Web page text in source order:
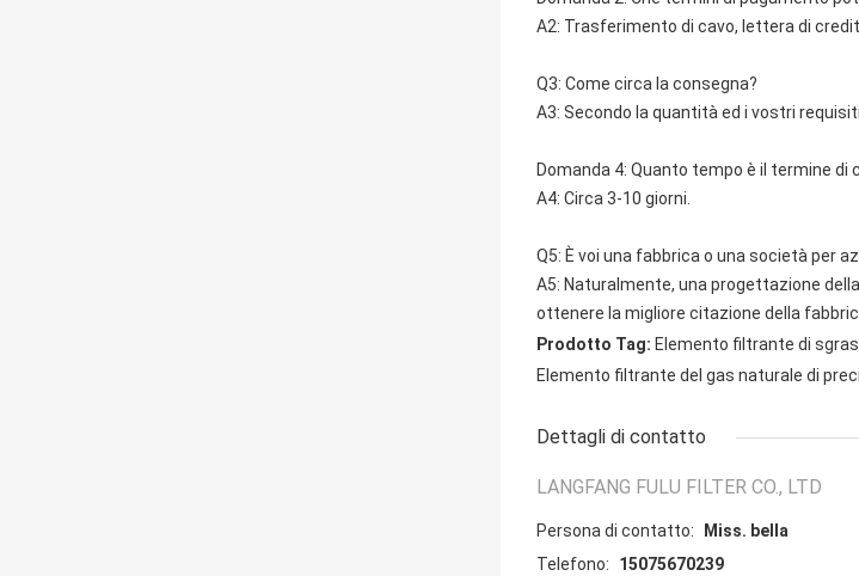
A2: Trasferimento di cavo, lettera di
Q3: Come circa la consegna?
A3: Secondo la quantità ed i vostri
Domanda 4: Quanto tempo è il termine di
A4: Circa 3-10 giorni.
Q5: È voi una fabbrica o una società per
A5: Naturalmente, una progettazione
ottenere la migliore citazione della
Prodotto Tag: Elemento filtrante di
Elemento filtrante del gas naturale di
Dettagli di contatto
LANGFANG FULU FILTER CO., LTD
Persona di contatto:
Miss. bella
Telefono:
15075670239